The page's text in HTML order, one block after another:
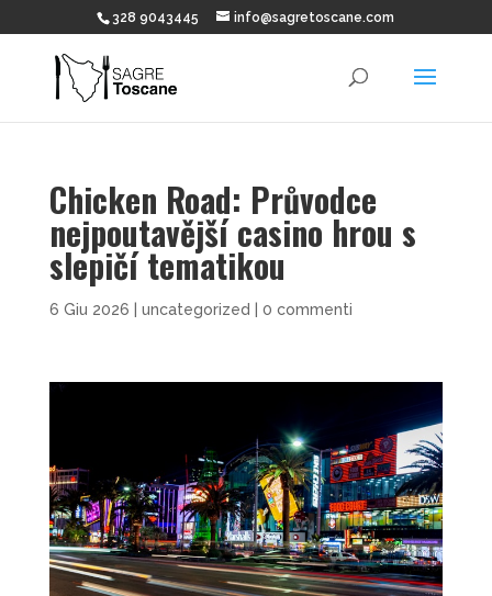
328 9043445 info@sagretoscane.com
Chicken Road: Průvodce
nejpoutavější casino hrou s
slepičí tematikou
6 Giu 2026 uncategorized 0 commenti